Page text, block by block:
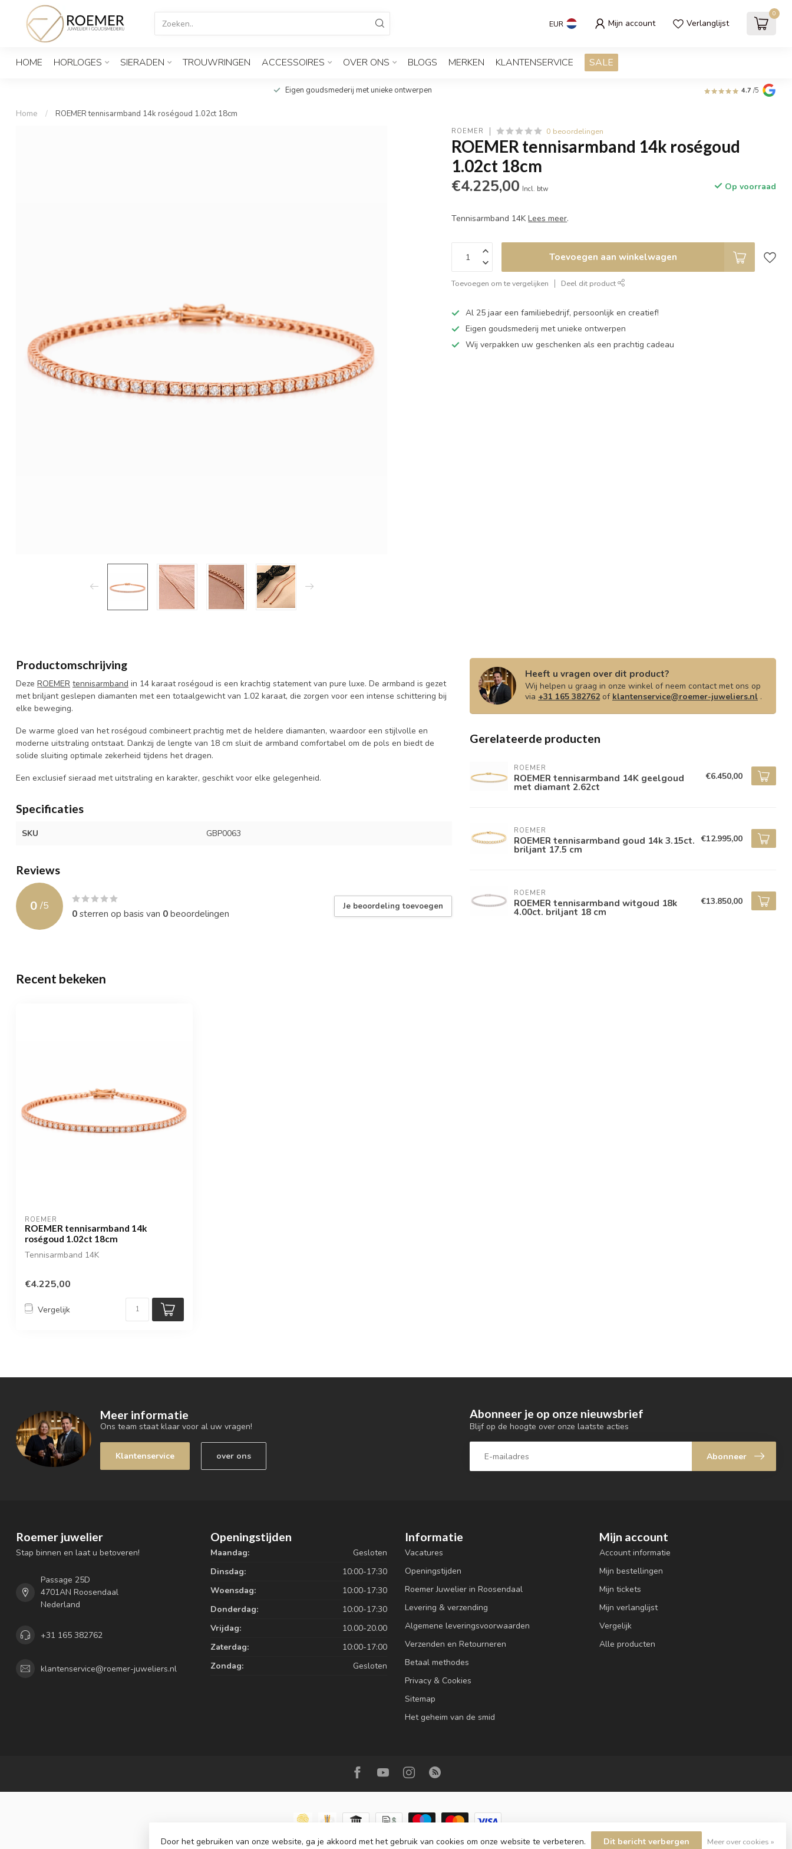
EUR Mijn account Verlanglijst
0
HOME HORLOGES SIERADEN TROUWRINGEN ACCESSOIRES OVER ONS BLOGS MERKEN KLANTENSERVICE SALE
Eigen goudsmederij met unieke ontwerpen 4.7 /5
Home / ROEMER tennisarmband 14k roségoud 1.02ct 18cm
ROEMER 0 beoordelingen
ROEMER tennisarmband 14k roségoud
1.02ct 18cm
€4.225,00 Incl. btw Op voorraad
Tennisarmband 14KLees meer.
Toevoegen aan winkelwagen
Toevoegen om te vergelijken Deel dit product
Al 25 jaar een familiebedrijf, persoonlijk en creatief!
Eigen goudsmederij met unieke ontwerpen
Wij verpakken uw geschenken als een prachtig cadeau
Productomschrijving
Deze ROEMER tennisarmband in 14 karaat roségoud is een krachtig statement van pure luxe. De armband is gezet
met briljant geslepen diamanten met een totaalgewicht van 1.02 karaat, die zorgen voor een intense schittering bij
elke beweging.
De warme gloed van het roségoud combineert prachtig met de heldere diamanten, waardoor een stijlvolle en
moderne uitstraling ontstaat. Dankzij de lengte van 18 cm sluit de armband comfortabel om de pols en biedt de
solide sluiting optimale zekerheid tijdens het dragen.
Een exclusief sieraad met uitstraling en karakter, geschikt voor elke gelegenheid.
Specificaties
SKU GBP0063
Reviews
0 /5
0sterren op basis van 0beoordelingen
Je beoordeling toevoegen
Heeft u vragen over dit product?
Wij helpen u graag in onze winkel of neem contact met ons op
via +31 165 382762of klantenservice@roemer-juweliers.nl .
Gerelateerde producten
ROEMER
ROEMER tennisarmband 14K geelgoud
met diamant 2.62ct
€6.450,00
ROEMER
ROEMER tennisarmband goud 14k 3.15ct.
briljant 17.5 cm
€12.995,00
ROEMER
ROEMER tennisarmband witgoud 18k
4.00ct. briljant 18 cm
€13.850,00
Recent bekeken
ROEMER
ROEMER tennisarmband 14k
roségoud 1.02ct 18cm
Tennisarmband 14K
€4.225,00
Vergelijk
Meer informatie
Ons team staat klaar voor al uw vragen!
Klantenservice over ons
Abonneer je op onze nieuwsbrief
Blijf op de hoogte over onze laatste acties
Abonneer
Roemer juwelier
Stap binnen en laat u betoveren!
Passage 25D
4701AN Roosendaal
Nederland
+31 165 382762
klantenservice@roemer-juweliers.nl
Openingstijden
Maandag:
Gesloten
Dinsdag:
10:00-17:30
Woensdag:
10:00-17:30
Donderdag:
10:00-17:30
Vrijdag:
10.00-20.00
Zaterdag:
10:00-17:00
Zondag:
Gesloten
Informatie
Vacatures
Openingstijden
Roemer Juwelier in Roosendaal
Levering & verzending
Algemene leveringsvoorwaarden
Verzenden en Retourneren
Betaal methodes
Privacy & Cookies
Sitemap
Het geheim van de smid
Mijn account
Account informatie
Mijn bestellingen
Mijn tickets
Mijn verlanglijst
Vergelijk
Alle producten
© Copyright 2026 Roemer juwelier- Powered byLightspeed -Lightspeed designbyDyvelopment
Door het gebruiken van onze website, ga je akkoord met het gebruik van cookies om onze website te verbeteren. Dit bericht verbergen Meer over cookies »